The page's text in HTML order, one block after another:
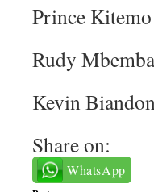
Prince Kitemo
Rudy Mbemba
Kevin
Share on:
WhatsApp